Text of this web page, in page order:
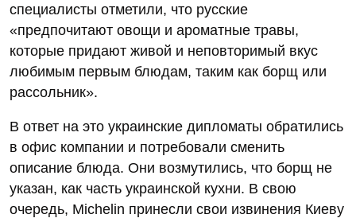
специалисты отметили, что русские
«предпочитают овощи и ароматные травы,
которые придают живой и неповторимый вкус
любимым первым блюдам, таким как борщ или
рассольник».
В ответ на это украинские дипломаты обратились
в офис компании и потребовали сменить
описание блюда. Они возмутились, что борщ не
указан, как часть украинской кухни. В свою
очередь, Michelin принесли свои извинения Киеву